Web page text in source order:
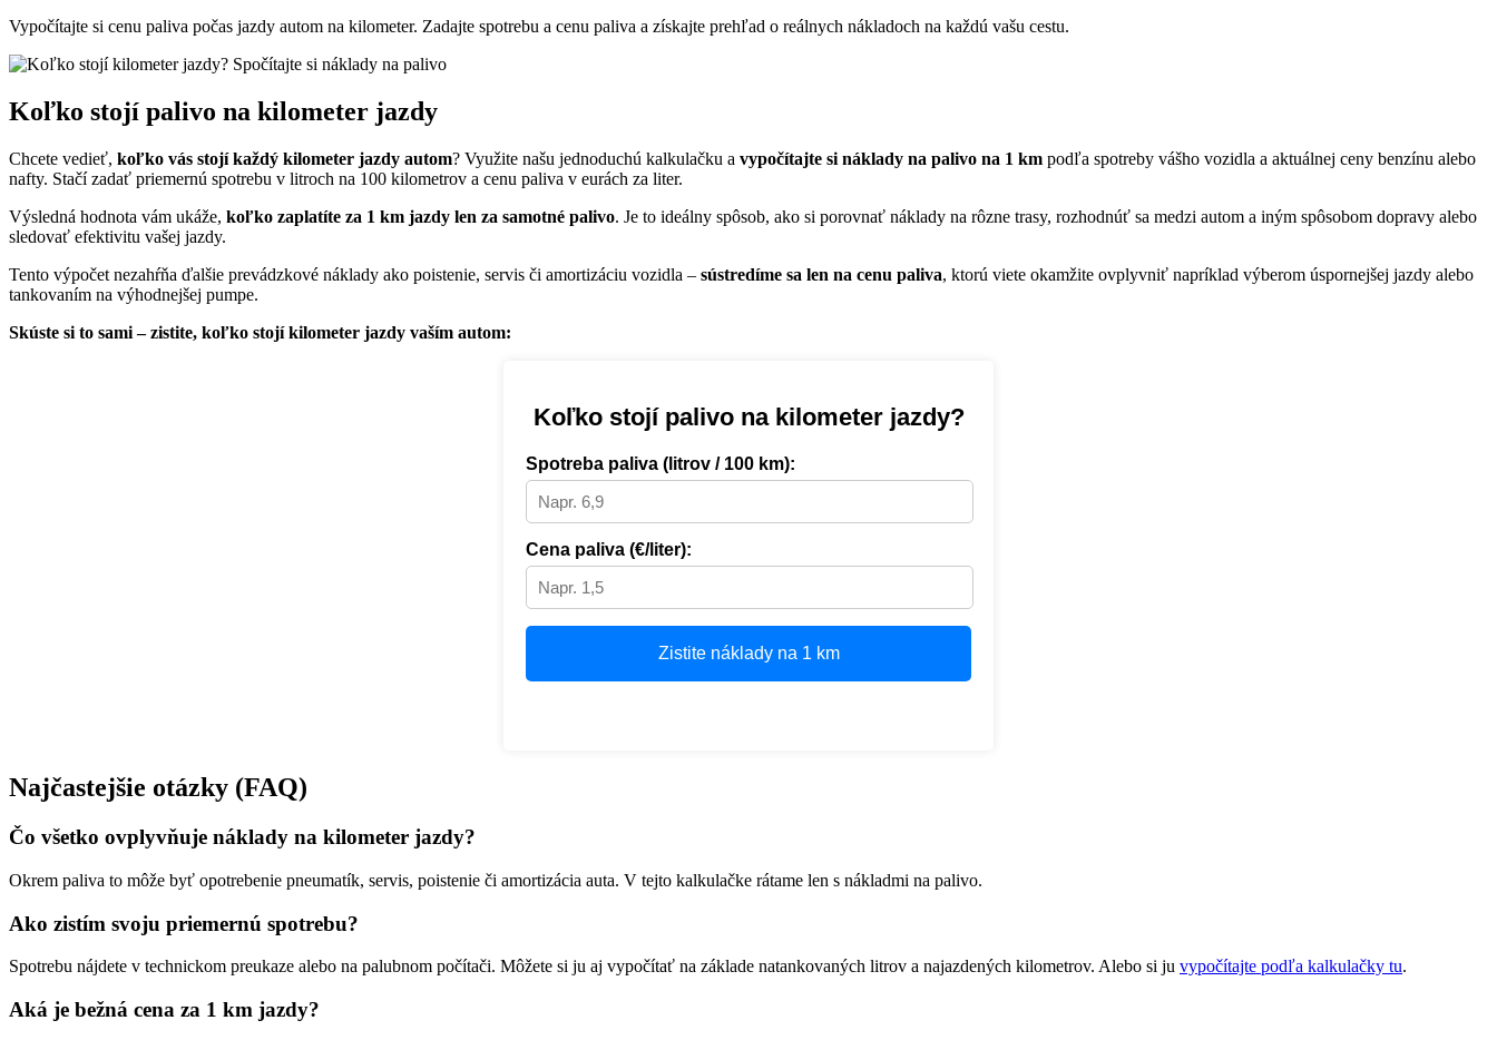
Vypočítajte si cenu paliva počas jazdy autom na kilometer. Zadajte spotrebu a cenu paliva a získajte prehľad o reálnych nákladoch na každú vašu cestu.
Koľko stojí palivo na kilometer jazdy
Chcete vedieť, koľko vás stojí každý kilometer jazdy autom? Využite našu jednoduchú kalkulačku a vypočítajte si náklady na palivo na 1 km podľa spotreby vášho vozidla a aktuálnej ceny benzínu alebo
nafty. Stačí zadať priemernú spotrebu v litroch na 100 kilometrov a cenu paliva v eurách za liter.
Výsledná hodnota vám ukáže, koľko zaplatíte za 1 km jazdy len za samotné palivo. Je to ideálny spôsob, ako si porovnať náklady na rôzne trasy, rozhodnúť sa medzi autom a iným spôsobom dopravy alebo
sledovať efektivitu vašej jazdy.
Tento výpočet nezahŕňa ďalšie prevádzkové náklady ako poistenie, servis či amortizáciu vozidla – sústredíme sa len na cenu paliva, ktorú viete okamžite ovplyvniť napríklad výberom úspornejšej jazdy alebo
tankovaním na výhodnejšej pumpe.
Skúste si to sami – zistite, koľko stojí kilometer jazdy vaším autom:
Koľko stojí palivo na kilometer jazdy?
Spotreba paliva (litrov / 100 km):
Cena paliva (€/liter):
Zistite náklady na 1 km
Najčastejšie otázky (FAQ)
Čo všetko ovplyvňuje náklady na kilometer jazdy?
Okrem paliva to môže byť opotrebenie pneumatík, servis, poistenie či amortizácia auta. V tejto kalkulačke rátame len s nákladmi na palivo.
Ako zistím svoju priemernú spotrebu?
Spotrebu nájdete v technickom preukaze alebo na palubnom počítači. Môžete si ju aj vypočítať na základe natankovaných litrov a najazdených kilometrov. Alebo si ju vypočítajte podľa kalkulačky tu.
Aká je bežná cena za 1 km jazdy?